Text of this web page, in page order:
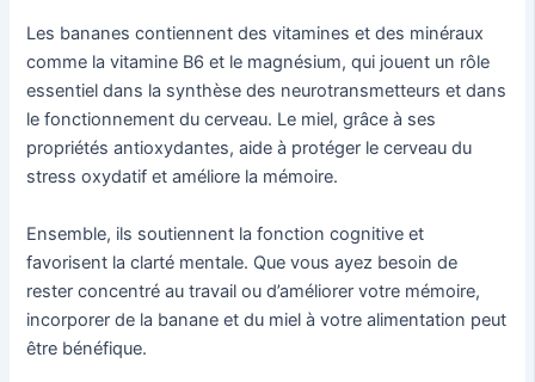
Les bananes contiennent des vitamines et des minéraux
comme la vitamine B6 et le magnésium, qui jouent un rôle
essentiel dans la synthèse des neurotransmetteurs et dans
le fonctionnement du cerveau. Le miel, grâce à ses
propriétés antioxydantes, aide à protéger le cerveau du
stress oxydatif et améliore la mémoire.
Ensemble, ils soutiennent la fonction cognitive et
favorisent la clarté mentale. Que vous ayez besoin de
rester concentré au travail ou d’améliorer votre mémoire,
incorporer de la banane et du miel à votre alimentation peut
être bénéfique.